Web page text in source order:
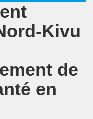
Kivu
de
en